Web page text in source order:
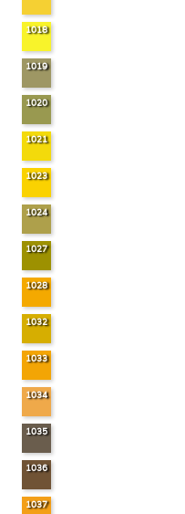
1018
1019
1020
1021
1023
1024
1027
1028
1032
1033
1034
1035
1036
1037